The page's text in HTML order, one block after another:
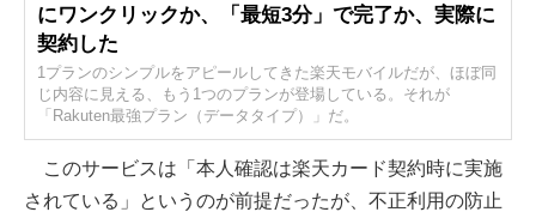
にワンクリックか、「最短3分」で完了か、実際に
契約した
1プランのシンプルをアピールしてきた楽天モバイルだが、ほぼ同
じ内容に見える、もう1つのプランが登場している。それが
「Rakuten最強プラン（データタイプ）」だ。
このサービスは「本人確認は楽天カード契約時に実施
されている」というのが前提だったが、不正利用の防止